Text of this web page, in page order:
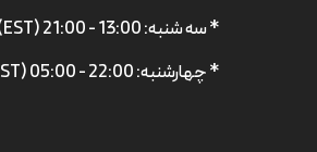
* سه شنبه: 13:00 - 21:00 (EST)
* چهارشنبه: 22:00 - 05:00 (EST)